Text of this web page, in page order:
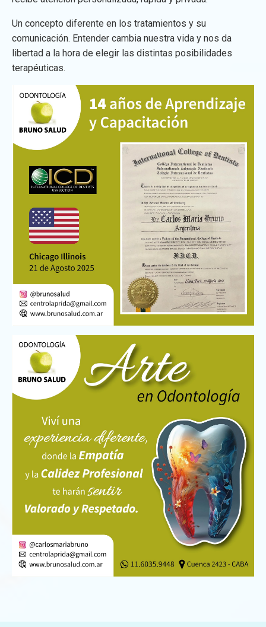
Un concepto diferente en los tratamientos y su
comunicación. Entender cambia nuestra vida y nos da
libertad a la hora de elegir las distintas posibilidades
terapéuticas.